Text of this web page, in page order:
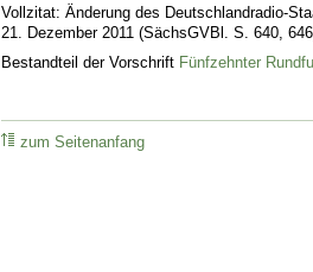
Vollzitat: Änderung des Deutschlandradio-
21. Dezember 2011 (SächsGVBl. S. 640,
Bestandteil der Vorschrift Fünfzehnter
zum Seitenanfang